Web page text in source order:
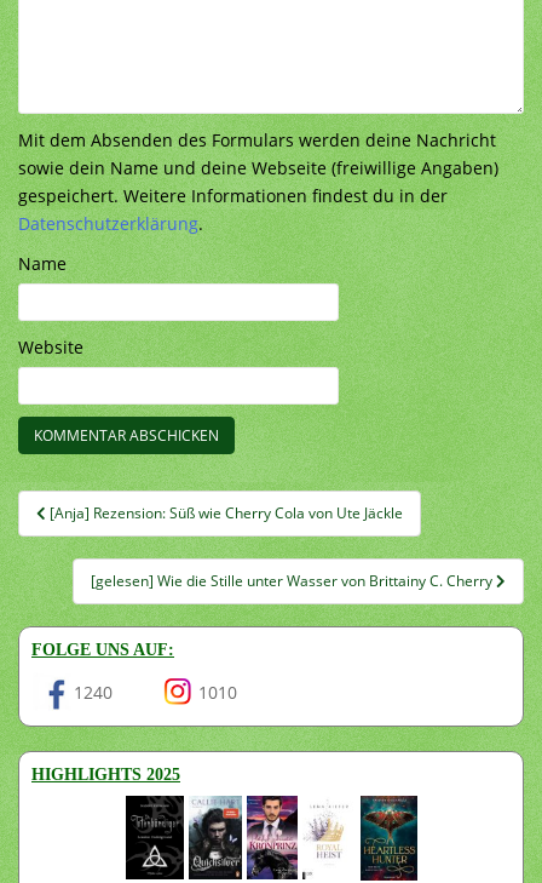
Mit dem Absenden des Formulars werden deine Nachricht
sowie dein Name und deine Webseite (freiwillige Angaben)
gespeichert. Weitere Informationen findest du in der
Datenschutzerklärung.
Name
Website
Beitragsnavigation
[Anja] Rezension: Süß wie Cherry Cola von Ute Jäckle
[gelesen] Wie die Stille unter Wasser von Brittainy C. Cherry
FOLGE UNS AUF:
1240 1010
HIGHLIGHTS 2025